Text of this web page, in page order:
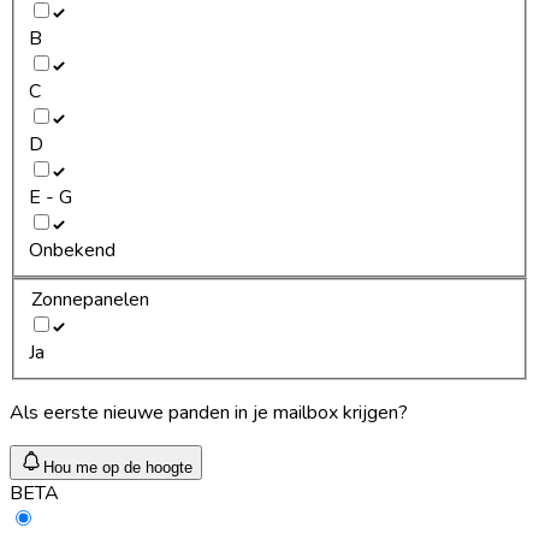
B
C
D
E - G
Onbekend
Zonnepanelen
Ja
Als eerste nieuwe panden in je mailbox krijgen?
Hou me op de hoogte
BETA